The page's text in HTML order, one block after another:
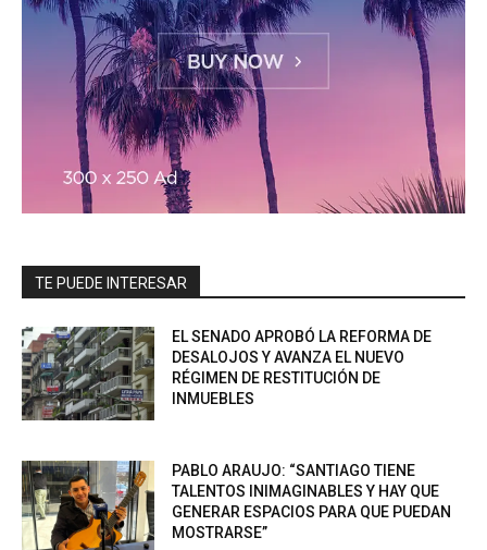
TE PUEDE INTERESAR
EL SENADO APROBÓ LA REFORMA DE
DESALOJOS Y AVANZA EL NUEVO
RÉGIMEN DE RESTITUCIÓN DE
INMUEBLES
PABLO ARAUJO: “SANTIAGO TIENE
TALENTOS INIMAGINABLES Y HAY QUE
GENERAR ESPACIOS PARA QUE PUEDAN
MOSTRARSE”